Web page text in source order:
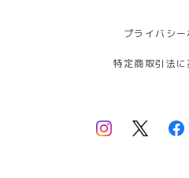
プライバシ
特定商取引法